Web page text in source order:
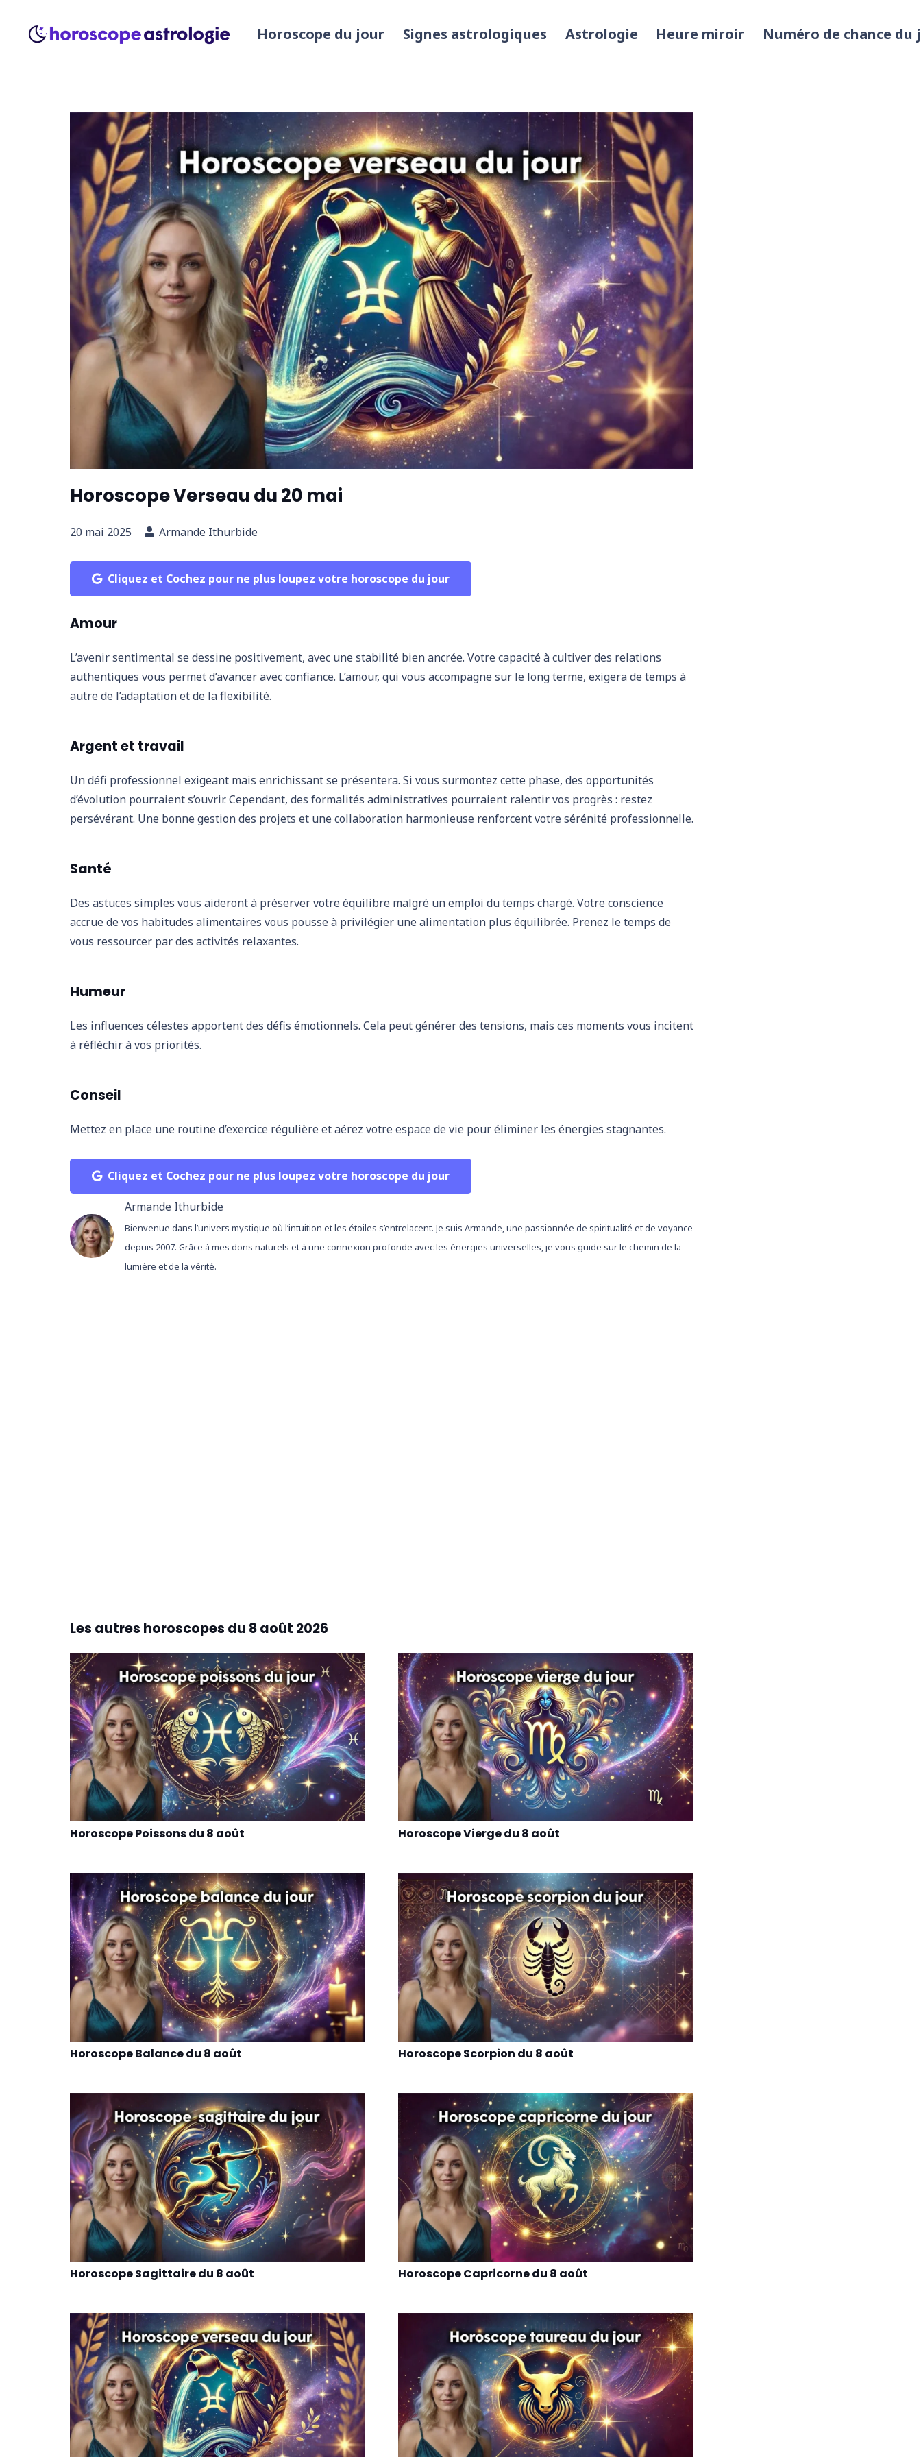
Horoscope du jour Signes astrologiques Astrologie Heure miroir Numéro de chance du
Horoscope Verseau du 20 mai
20 mai 2025 Armande Ithurbide
Cliquez et Cochez pour ne plus loupez votre horoscope du jour
Amour
L’avenir sentimental se dessine positivement, avec une stabilité bien ancrée. Votre capacité à cultiver des relations
authentiques vous permet d’avancer avec confiance. L’amour, qui vous accompagne sur le long terme, exigera de temps à
autre de l’adaptation et de la flexibilité.
Argent et travail
Un défi professionnel exigeant mais enrichissant se présentera. Si vous surmontez cette phase, des opportunités
d’évolution pourraient s’ouvrir. Cependant, des formalités administratives pourraient ralentir vos progrès : restez
persévérant. Une bonne gestion des projets et une collaboration harmonieuse renforcent votre sérénité professionnelle.
Santé
Des astuces simples vous aideront à préserver votre équilibre malgré un emploi du temps chargé. Votre conscience
accrue de vos habitudes alimentaires vous pousse à privilégier une alimentation plus équilibrée. Prenez le temps de
vous ressourcer par des activités relaxantes.
Humeur
Les influences célestes apportent des défis émotionnels. Cela peut générer des tensions, mais ces moments vous incitent
à réfléchir à vos priorités.
Conseil
Mettez en place une routine d’exercice régulière et aérez votre espace de vie pour éliminer les énergies stagnantes.
Cliquez et Cochez pour ne plus loupez votre horoscope du jour
Armande Ithurbide
Bienvenue dans l’univers mystique où l’intuition et les étoiles s’entrelacent. Je suis Armande, une passionnée de spiritualité et de voyance
depuis 2007. Grâce à mes dons naturels et à une connexion profonde avec les énergies universelles, je vous guide sur le chemin de la
lumière et de la vérité.
Les autres horoscopes du 8 août 2026
Horoscope Poissons du 8 août Horoscope Vierge du 8 août
Horoscope Balance du 8 août Horoscope Scorpion du 8 août
Horoscope Sagittaire du 8 août Horoscope Capricorne du 8 août